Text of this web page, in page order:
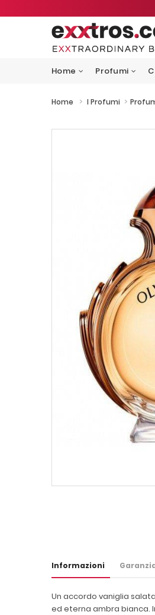
Home Profumi
Home > I Profumi >
Informazioni
Un accordo vaniglia
ed eterna ambra bianca.